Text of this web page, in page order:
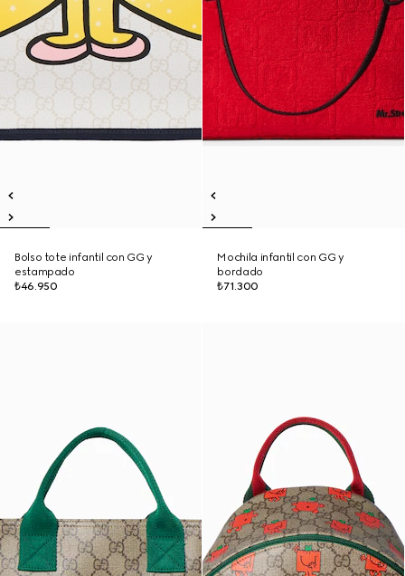
Bolso tote infantil con GG y
estampado
₺46.950
Mochila infantil con GG y
bordado
₺71.300